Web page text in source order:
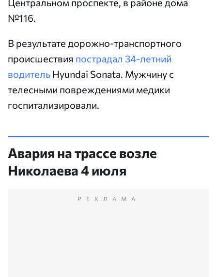
Центральном проспекте, в районе дома
№116.
В результате дорожно-транспортного
происшествия пострадал 34-летний
водитель Hyundai Sonata. Мужчину с
телесными повреждениями медики
госпитализировали.
Авария на трассе возле
Николаева 4 июля
РЕКЛАМА